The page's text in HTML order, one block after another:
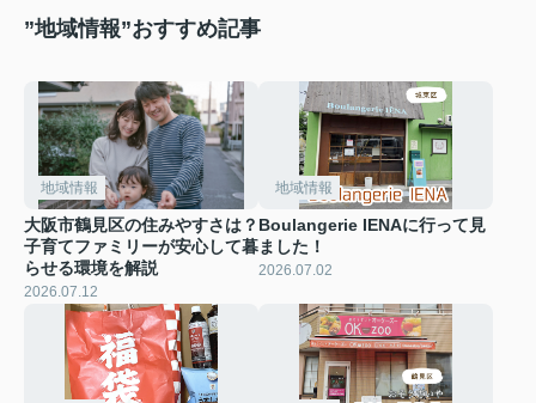
”地域情報”おすすめ記事
地域情報
大阪市鶴見区の住みやすさは？
子育てファミリーが安心して暮
らせる環境を解説
2026.07.12
地域情報
Boulangerie IENAに行って見
ました！
2026.07.02